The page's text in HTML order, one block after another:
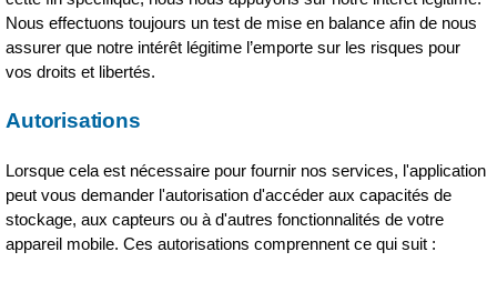
Nous effectuons toujours un test de mise en balance afin de nous
assurer que notre intérêt légitime l’emporte sur les risques pour
vos droits et libertés.
Autorisations
Lorsque cela est nécessaire pour fournir nos services, l'application
peut vous demander l'autorisation d'accéder aux capacités de
stockage, aux capteurs ou à d'autres fonctionnalités de votre
appareil mobile. Ces autorisations comprennent ce qui suit :